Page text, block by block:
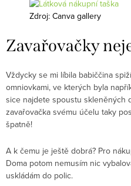
Zdroj: Canva gallery
Zavařovačky
Vždycky se mi líbila babiččina
omniovkami, ve kterých byla
sice najdete spoustu skleněných
zavařovačka svému účelu taky
špatně!
A k čemu je ještě dobrá? Pro
Doma potom nemusím nic
uskládám do polic.